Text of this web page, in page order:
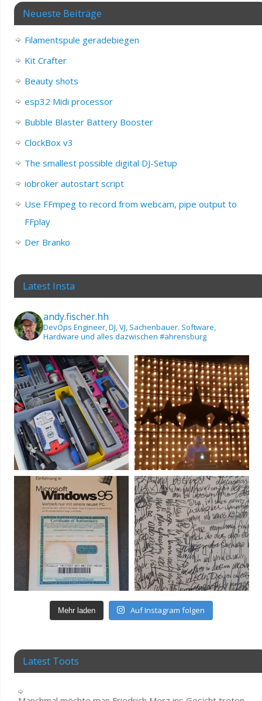
Neueste Beiträge
Filamentspule geradebiegen
Kit Crafter
Beauty shots
esp32 Midi processor
Bubble Blaster Battery Booster
ClockBox v3
The smallest possible digital DJ-Setup
iobroker autostart script
Use FFmpeg to record from webcam, pipe output to
FFplay
Der Branko
Latest Insta
andy.fischer.hh
DevOps Engineer, DJ, VJ, Sachenbauer. Software,
Hardware und alles dazwischen #ahrensburg
Mehr laden Auf Instagram folgen
Latest Toots